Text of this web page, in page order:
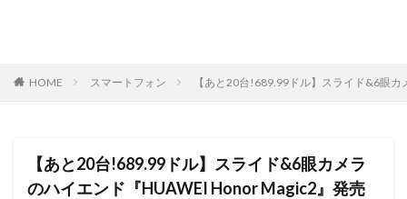
HOME スマートフォン 【あと20台!689.99ドル】スライド&6眼
【あと20台!689.99ドル】スライド&6眼カメラ
のハイエンド『HUAWEI Honor Magic2』発売